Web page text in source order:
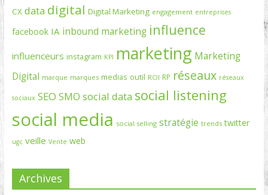
CX data digital Digital Marketing engagement entreprises
facebook IA inbound marketing influence
influenceurs instagram KPI marketing Marketing
Digital marque marques medias outil ROI RP réseaux réseaux
sociaux SEO SMO social data social listening
social media social selling stratégie trends twitter
ugc veille Vente web
Archives